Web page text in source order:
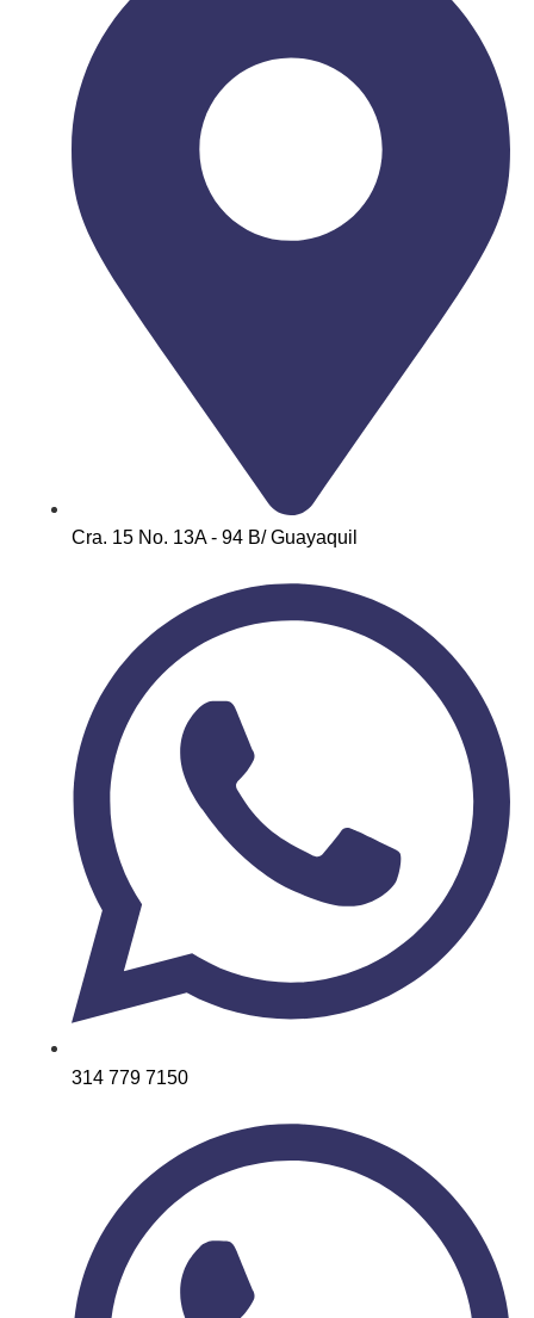
Cra. 15 No. 13A - 94 B/ Guayaquil
314 779 7150